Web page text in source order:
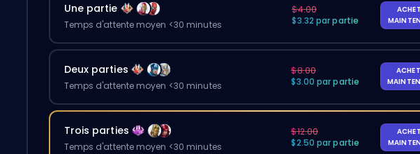
Une partie
Temps d'attente moyen <30 minutes
$4.00
$3.32 par partie
Deux parties
Temps d'attente moyen <30 minutes
$8.00
$3.00 par partie
Trois parties
Temps d'attente moyen <30 minutes
$12.00
$2.50 par partie